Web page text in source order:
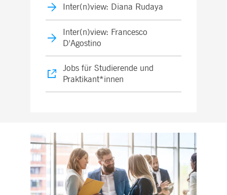
Inter(n)view: Diana Rudaya
Inter(n)view: Francesco
D'Agostino
Jobs für Studierende und
Praktikant*innen